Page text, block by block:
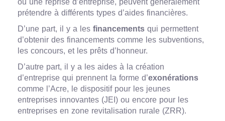
prétendre à différents types d’aides financières.
D’une part, il y a les financements qui permettent
d’obtenir des financements comme les subventions,
les concours, et les prêts d’honneur.
D’autre part, il y a les aides à la création
d’entreprise qui prennent la forme d’exonérations
comme l’Acre, le dispositif pour les jeunes
entreprises innovantes (JEI) ou encore pour les
entreprises en zone revitalisation rurale (ZRR).